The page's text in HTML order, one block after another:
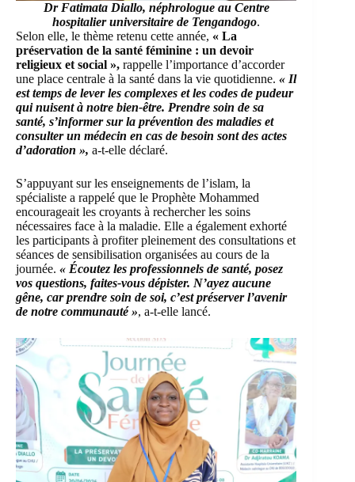
Dr Fatimata Diallo, néphrologue au Centre
hospitalier universitaire de Tengandogo.
Selon elle, le thème retenu cette année, « La
préservation de la santé féminine : un devoir
religieux et social », rappelle l’importance d’accorder
une place centrale à la santé dans la vie quotidienne. « Il
est temps de lever les complexes et les codes de pudeur
qui nuisent à notre bien-être. Prendre soin de sa
santé, s’informer sur la prévention des maladies et
consulter un médecin en cas de besoin sont des actes
d’adoration », a-t-elle déclaré.
S’appuyant sur les enseignements de l’islam, la
spécialiste a rappelé que le Prophète Mohammed
encourageait les croyants à rechercher les soins
nécessaires face à la maladie. Elle a également exhorté
les participants à profiter pleinement des consultations et
séances de sensibilisation organisées au cours de la
journée. « Écoutez les professionnels de santé, posez
vos questions, faites-vous dépister. N’ayez aucune
gêne, car prendre soin de soi, c’est préserver l’avenir
de notre communauté », a-t-elle lancé.